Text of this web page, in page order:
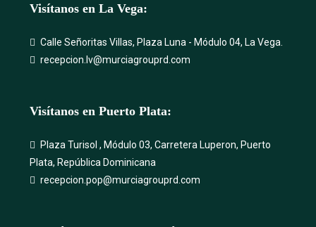
Visítanos en La Vega:
Calle Señoritas Villas, Plaza Luna - Módulo 04, La Vega.
recepcion.lv@murciagrouprd.com
Visítanos en Puerto Plata:
Plaza Turisol , Módulo 03, Carretera Luperon, Puerto
Plata, República Dominicana
recepcion.pop@murciagrouprd.com